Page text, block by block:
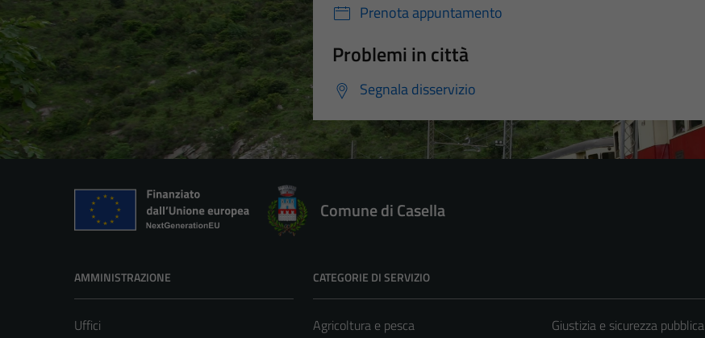
Prenota appuntamento
Problemi in città
Segnala disservizio
Comune di Casella
AMMINISTRAZIONE
Uffici
CATEGORIE DI SERVIZIO
Agricoltura e pesca
Giustizia e sicurezza pubblica